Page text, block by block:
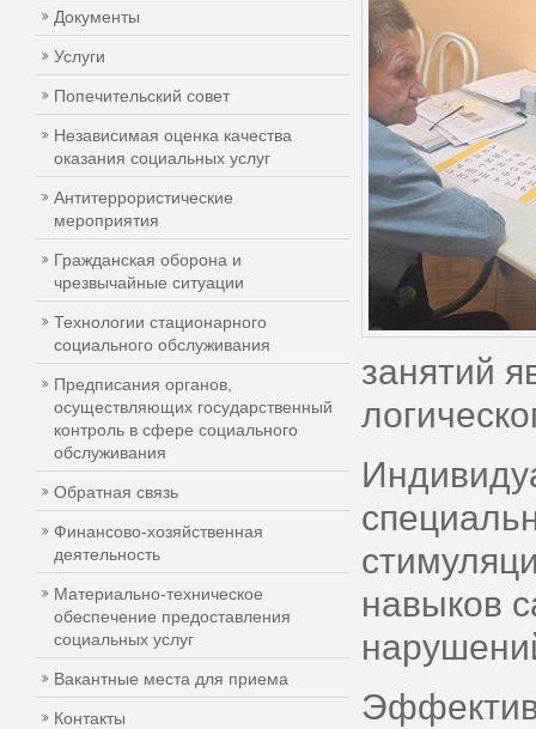
Документы
Услуги
Попечительский совет
Независимая оценка качества
оказания социальных услуг
Антитеррористические
мероприятия
Гражданская оборона и
чрезвычайные ситуации
Технологии стационарного
социального обслуживания
Предписания органов,
осуществляющих государственный
контроль в сфере социального
обслуживания
Обратная связь
Финансово-хозяйственная
деятельность
Материально-техническое
обеспечение предоставления
социальных услуг
Вакантные места для приема
Контакты
занятий
навыков